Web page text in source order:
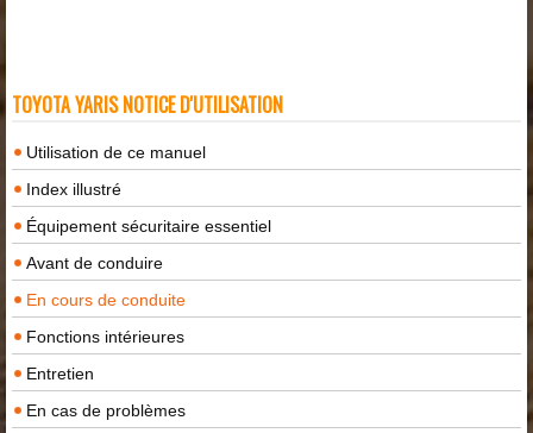
TOYOTA YARIS NOTICE D'UTILISATION
Utilisation de ce manuel
Index illustré
Équipement sécuritaire essentiel
Avant de conduire
En cours de conduite
Fonctions intérieures
Entretien
En cas de problèmes